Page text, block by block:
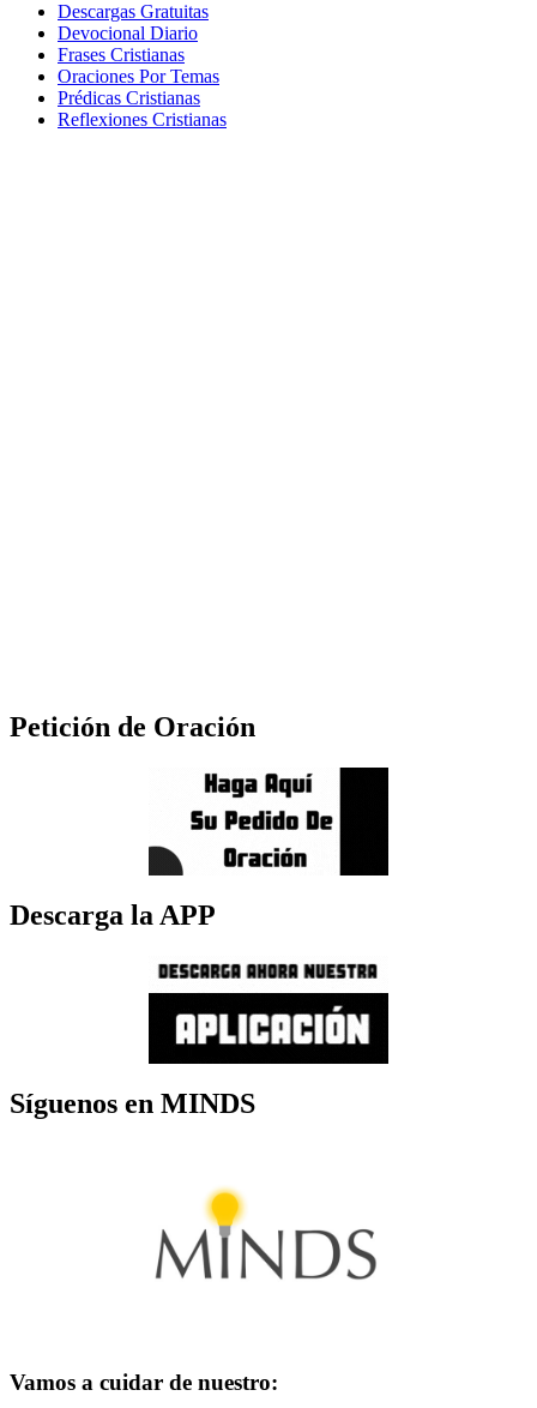
Descargas Gratuitas
Devocional Diario
Frases Cristianas
Oraciones Por Temas
Prédicas Cristianas
Reflexiones Cristianas
Petición de Oración
Descarga la APP
Síguenos en MINDS
Vamos a cuidar de nuestro: